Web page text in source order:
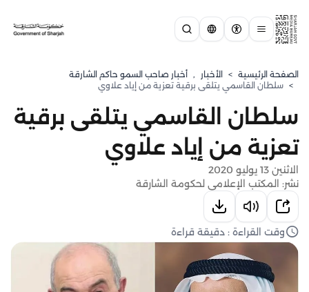
الصفحة الرئيسية > الأخبار , أخبار صاحب السمو حاكم الشارقة
> سلطان القاسمي يتلقى برقية تعزية من إياد علاوي
سلطان القاسمي يتلقى برقية
تعزية من إياد علاوي
الاثنين 13 يوليو 2020
نشر: المكتب الإعلامي لحكومة الشارقة
وقت القراءة : دقيقة قراءة